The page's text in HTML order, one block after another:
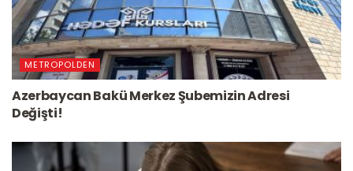
METROPOLDEN
Azerbaycan Bakü Merkez Şubemizin Adresi
Değişti!